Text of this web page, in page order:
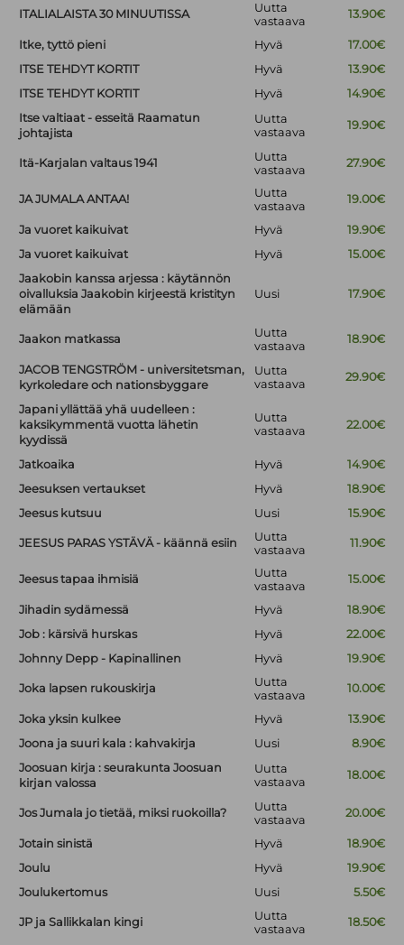
ITALIALAISTA 30 MINUUTISSA
Uutta
vastaava
13.90€
Itke, tyttö pieni Hyvä
17.00€
ITSE TEHDYT KORTIT
Hyvä
13.90€
ITSE TEHDYT KORTIT
Hyvä
14.90€
Itse valtiaat - esseitä Raamatun
johtajista
Uutta
vastaava
19.90€
Itä-Karjalan valtaus 1941
Uutta
vastaava
27.90€
JA JUMALA ANTAA!
Uutta
vastaava
19.00€
Ja vuoret kaikuivat Hyvä
19.90€
Ja vuoret kaikuivat
Hyvä
15.00€
Jaakobin kanssa arjessa : käytännön
oivalluksia Jaakobin kirjeestä kristityn
elämään
Uusi 17.90€
Jaakon matkassa
Uutta
vastaava
18.90€
JACOB TENGSTRÖM - universitetsman,
kyrkoledare och nationsbyggare
Uutta
vastaava
29.90€
Japani yllättää yhä uudelleen :
kaksikymmentä vuotta lähetin
kyydissä
Uutta
vastaava
22.00€
Jatkoaika Hyvä
14.90€
Jeesuksen vertaukset
Hyvä
18.90€
Jeesus kutsuu
Uusi 15.90€
JEESUS PARAS YSTÄVÄ - käännä esiin
Uutta
vastaava
11.90€
Jeesus tapaa ihmisiä
Uutta
vastaava
15.00€
Jihadin sydämessä Hyvä
18.90€
Job : kärsivä hurskas
Hyvä
22.00€
Johnny Depp - Kapinallinen
Hyvä 19.90€
Joka lapsen rukouskirja
Uutta
vastaava
10.00€
Joka yksin kulkee Hyvä
13.90€
Joona ja suuri kala : kahvakirja
Uusi
8.90€
Joosuan kirja : seurakunta Joosuan
kirjan valossa
Uutta
vastaava
18.00€
Jos Jumala jo tietää, miksi ruokoilla?
Uutta
vastaava
20.00€
Jotain sinistä Hyvä
18.90€
Joulu
Hyvä
19.90€
Joulukertomus
Uusi 5.50€
JP ja Sallikkalan kingi
Uutta
vastaava
18.50€